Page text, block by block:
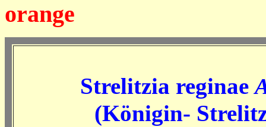
orange
Strelitzia reginae
(Königin-